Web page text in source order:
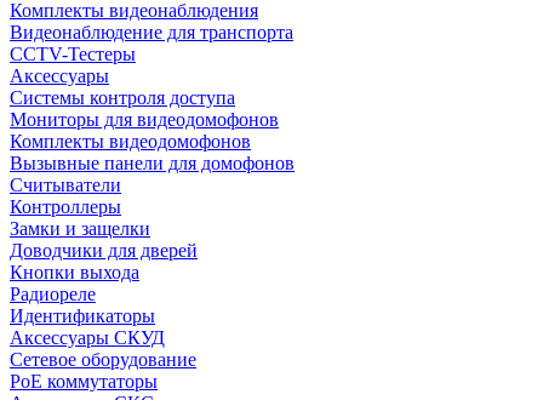
Комплекты видеонаблюдения
Видеонаблюдение для транспорта
CCTV-Тестеры
Аксессуары
Системы контроля доступа
Мониторы для видеодомофонов
Комплекты видеодомофонов
Вызывные панели для домофонов
Считыватели
Контроллеры
Замки и защелки
Доводчики для дверей
Кнопки выхода
Радиореле
Идентификаторы
Аксессуары СКУД
Сетевое оборудование
PoE коммутаторы